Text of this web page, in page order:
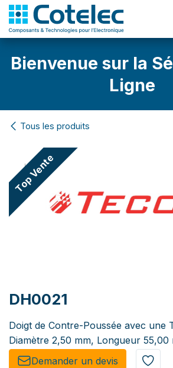
Bienvenue sur la
Ligne
Tous les produits
Top Vente
DH0021
Doigt de Contre-Poussée avec une
Diamètre 2,50 mm, Longueur 55,00
Demander un de​​vis​​